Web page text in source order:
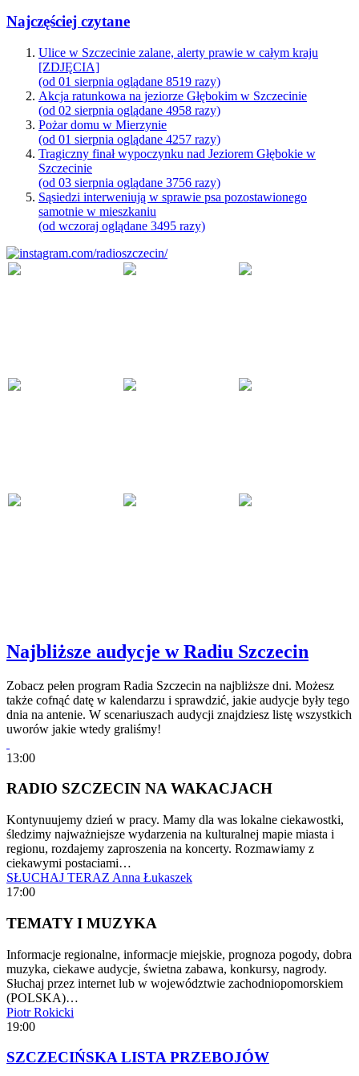
Najczęściej czytane
Ulice w Szczecinie zalane, alerty prawie w całym kraju
[ZDJĘCIA]
(od 01 sierpnia oglądane 8519 razy)
Akcja ratunkowa na jeziorze Głębokim w Szczecinie
(od 02 sierpnia oglądane 4958 razy)
Pożar domu w Mierzynie
(od 01 sierpnia oglądane 4257 razy)
Tragiczny finał wypoczynku nad Jeziorem Głębokie w
Szczecinie
(od 03 sierpnia oglądane 3756 razy)
Sąsiedzi interweniują w sprawie psa pozostawionego
samotnie w mieszkaniu
(od wczoraj oglądane 3495 razy)
Najbliższe audycje w Radiu Szczecin
Zobacz pełen program Radia Szczecin na najbliższe dni. Możesz
także cofnąć datę w kalendarzu i sprawdzić, jakie audycje były tego
dnia na antenie. W scenariuszach audycji znajdziesz listę wszystkich
uworów jakie wtedy graliśmy!
13:00
RADIO SZCZECIN NA WAKACJACH
Kontynuujemy dzień w pracy. Mamy dla was lokalne ciekawostki,
śledzimy najważniejsze wydarzenia na kulturalnej mapie miasta i
regionu, rozdajemy zaproszenia na koncerty. Rozmawiamy z
ciekawymi postaciami…
SŁUCHAJ TERAZ Anna Łukaszek
17:00
TEMATY I MUZYKA
Informacje regionalne, informacje miejskie, prognoza pogody, dobra
muzyka, ciekawe audycje, świetna zabawa, konkursy, nagrody.
Słuchaj przez internet lub w województwie zachodniopomorskiem
(POLSKA)…
Piotr Rokicki
19:00
SZCZECIŃSKA LISTA PRZEBOJÓW